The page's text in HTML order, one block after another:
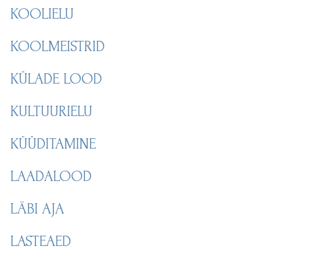
KOOLIELU
KOOLMEISTRID
KÜLADE LOOD
KULTUURIELU
KÜÜDITAMINE
LAADALOOD
LÄBI AJA
LASTEAED